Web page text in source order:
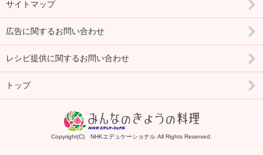
サイトマップ
広告に関するお問い合わせ
レシピ提供に関するお問い合わせ
トップ
Copyright(C) NHKエデュケーショナル All Rights Reserved.